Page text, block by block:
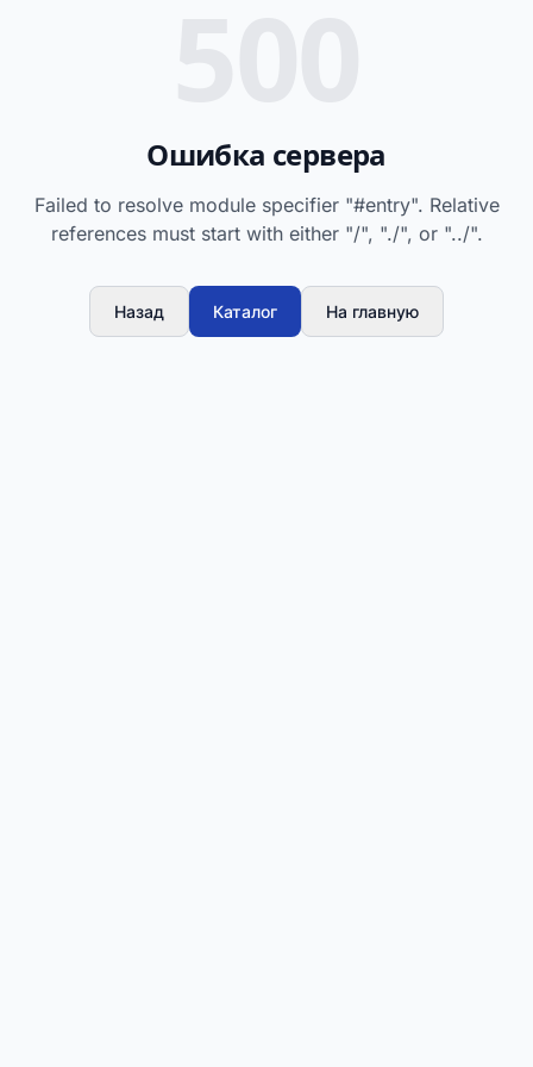
Ошибка сервера
Failed to resolve module specifier "#entry". Relative
references must start with either "/", "./", or "../".
Назад Каталог На главную